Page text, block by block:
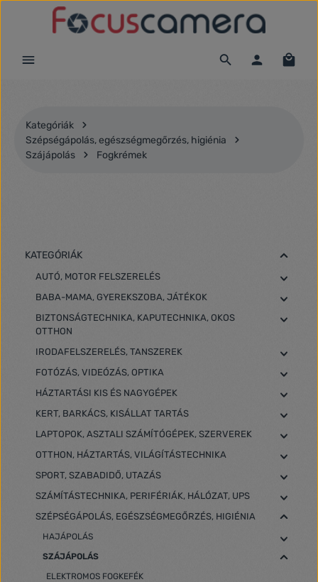
Ugrás a fő tartalomra
Kategóriák
Szépségápolás, egészségmegőrzés, higiénia
Szájápolás
Fogkrémek
KATEGÓRIÁK
AUTÓ, MOTOR FELSZERELÉS
BABA-MAMA, GYEREKSZOBA, JÁTÉKOK
BIZTONSÁGTECHNIKA, KAPUTECHNIKA, OKOS
OTTHON
IRODAFELSZERELÉS, TANSZEREK
FOTÓZÁS, VIDEÓZÁS, OPTIKA
HÁZTARTÁSI KIS ÉS NAGYGÉPEK
KERT, BARKÁCS, KISÁLLAT TARTÁS
LAPTOPOK, ASZTALI SZÁMÍTÓGÉPEK, SZERVEREK
OTTHON, HÁZTARTÁS, VILÁGÍTÁSTECHNIKA
SPORT, SZABADIDŐ, UTAZÁS
SZÁMÍTÁSTECHNIKA, PERIFÉRIÁK, HÁLÓZAT, UPS
SZÉPSÉGÁPOLÁS, EGÉSZSÉGMEGŐRZÉS, HIGIÉNIA
HAJÁPOLÁS
SZÁJÁPOLÁS
ELEKTROMOS FOGKEFÉK